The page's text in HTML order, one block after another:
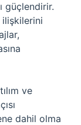
güçlendirir.
ilişkilerini
ve
dahil olma